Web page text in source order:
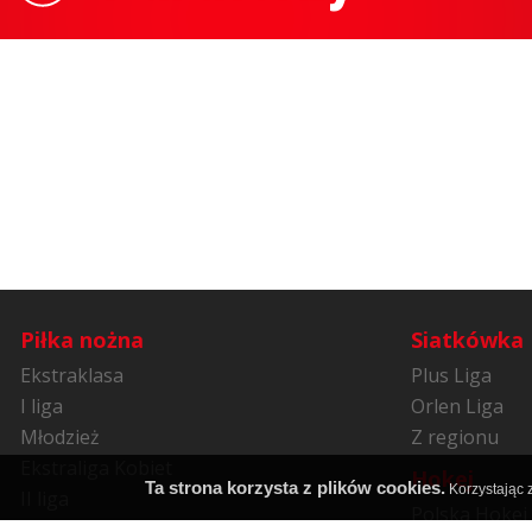
Piłka nożna
Ekstraklasa
I liga
Młodzież
Siatkówka
Plus Liga
Orlen Liga
Z regionu
Hokej
Polska Hokej
Ta strona korzysta z plików cookies. Korzystając